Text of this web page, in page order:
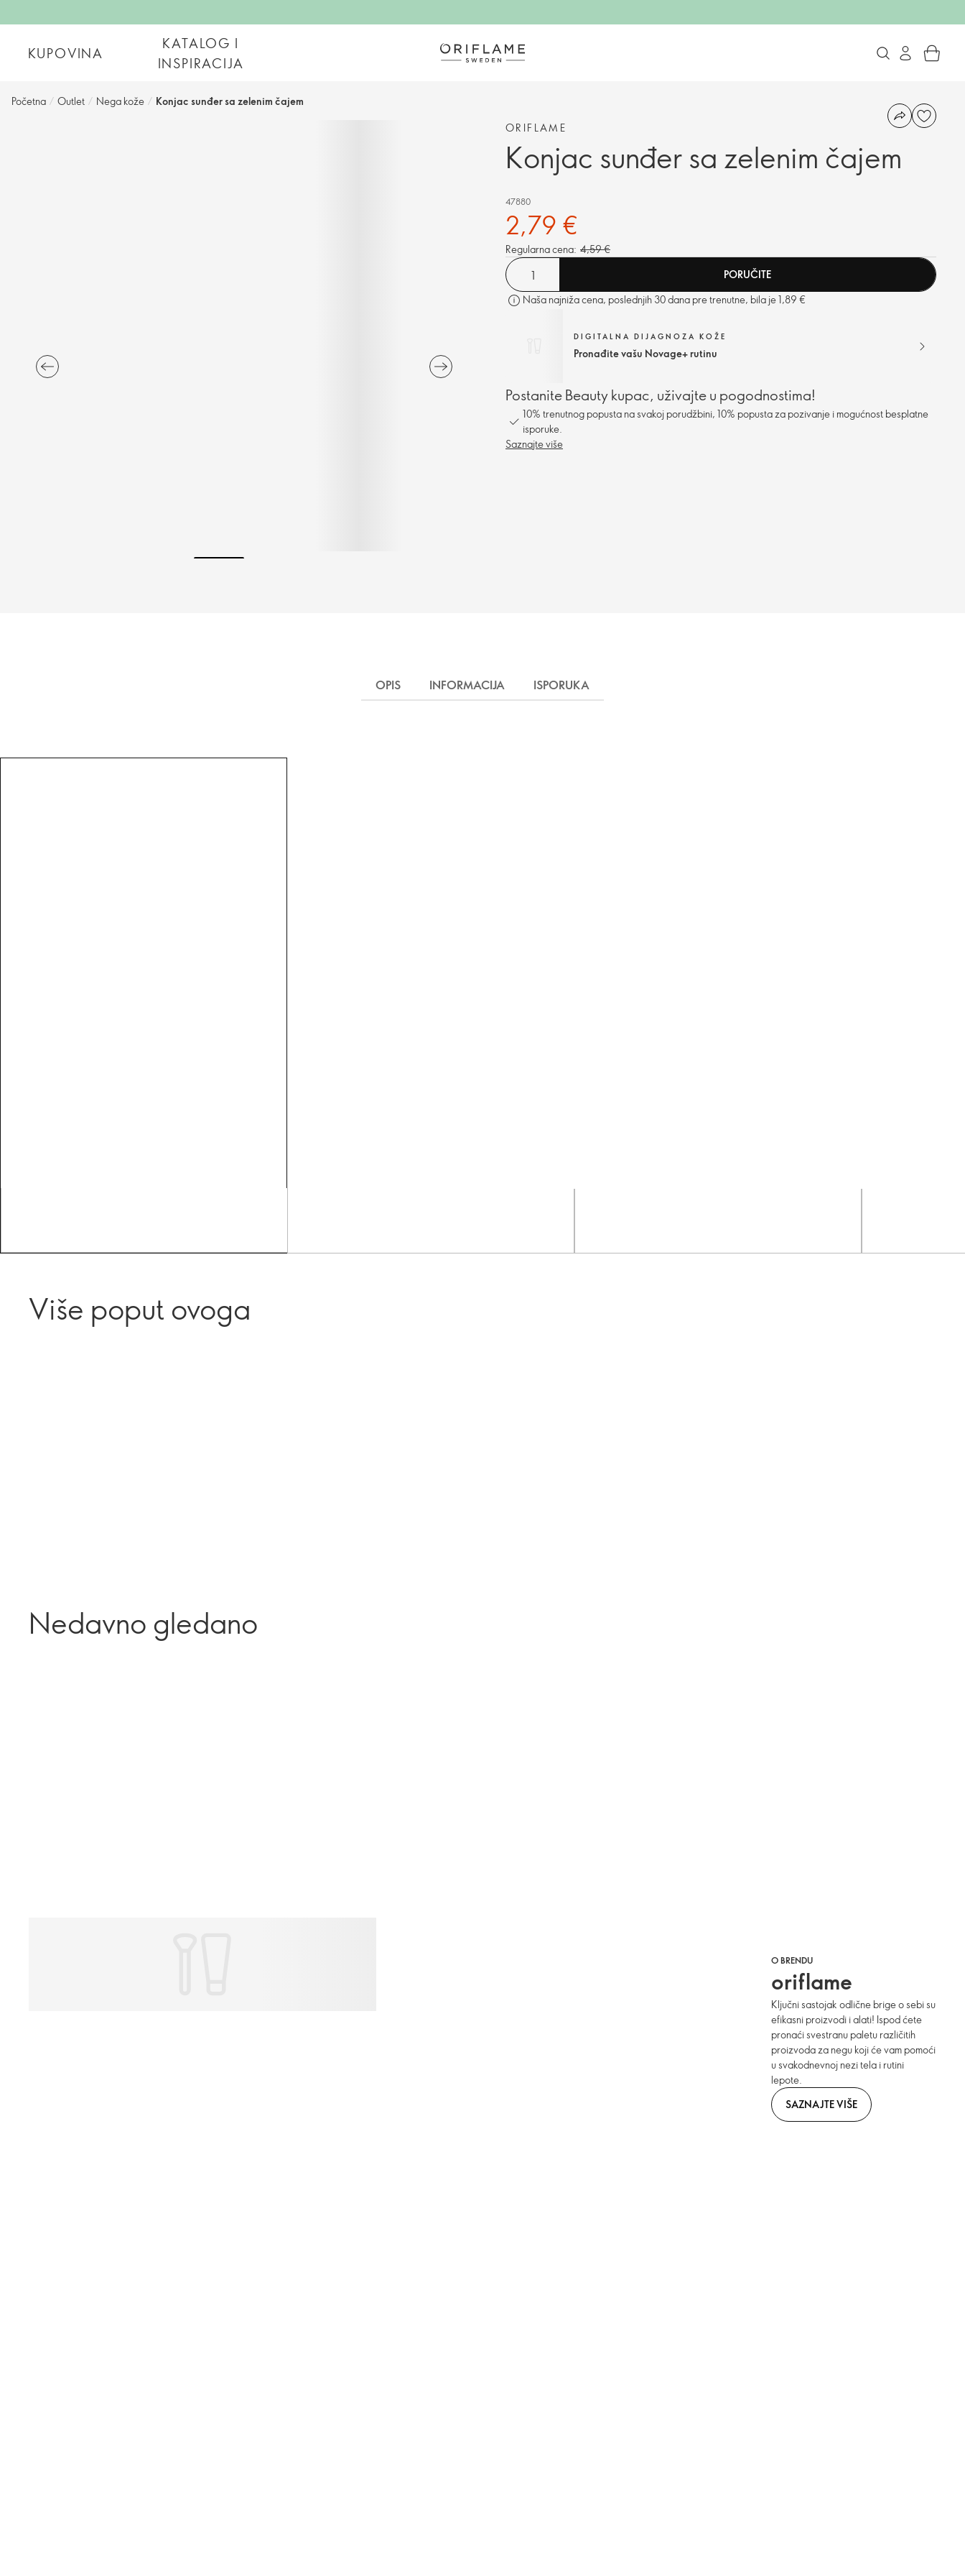
KUPOVINA
KATALOG I
INSPIRACIJA
Početna / Outlet / Nega kože / Konjac sunđer sa zelenim čajem
ORIFLAME
Konjac sunđer sa zelenim čajem
47880
2,79 €
Regularna cena: 4,59 €
PORUČITE
Naša najniža cena, poslednjih 30 dana pre trenutne, bila je 1,89 €
DIGITALNA DIJAGNOZA KOŽE
Pronađite vašu Novage+ rutinu
Postanite Beauty kupac, uživajte u pogodnostima!
10% trenutnog popusta na svakoj porudžbini, 10% popusta za pozivanje i mogućnost besplatne
isporuke.
Saznajte više
OPIS INFORMACIJA ISPORUKA
Više poput ovoga
Nedavno gledano
O BRENDU
oriflame
Ključni sastojak odlične brige o sebi su
efikasni proizvodi i alati! Ispod ćete
pronaći svestranu paletu različitih
proizvoda za negu koji će vam pomoći
u svakodnevnoj nezi tela i rutini
lepote.
SAZNAJTE VIŠE